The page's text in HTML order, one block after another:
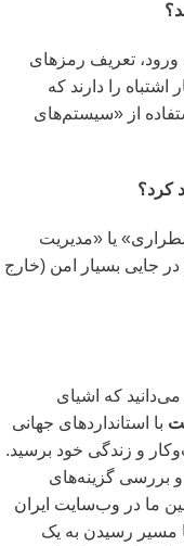
ورود، تعریف رمزهای
را دارند که
از «سیستم‌های
کرد؟
یا «مدیریت
جایی بسیار امن (خارج
که اشیای
با استانداردهای جهانی
و زندگی خود برسید.
بررسی گزینه‌های
ما در وب‌سایت ایران
مسیر رسیدن به یک